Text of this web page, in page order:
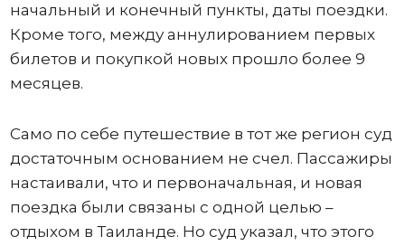
начальный и конечный пункты, даты поездки.
Кроме того, между аннулированием первых
билетов и покупкой новых прошло более 9
месяцев.
Само по себе путешествие в тот же регион суд
достаточным основанием не счел. Пассажиры
настаивали, что и первоначальная, и новая
поездка были связаны с одной целью –
отдыхом в Таиланде. Но суд указал, что этого